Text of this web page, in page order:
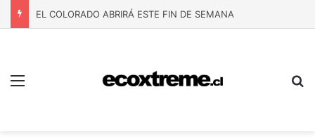
EL COLORADO ABRIRÁ ESTE FIN DE SEMANA
Menú